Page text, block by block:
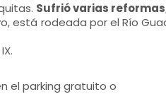
Sufrió varias
está rodeada por el Río
el parking gratuito o